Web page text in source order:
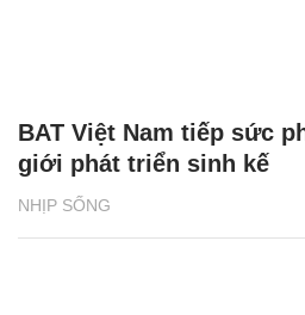
NHỊP SỐNG
BAT Việt Nam tiếp sức
giới phát triển sinh kế